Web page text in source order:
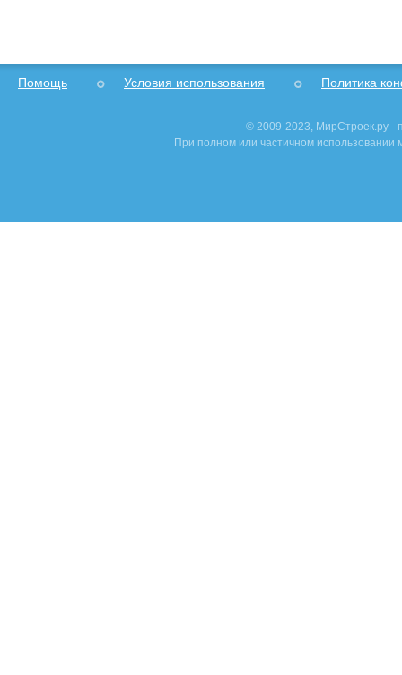
Помощь Условия использования Политика
© 2009-2023, МирСтроек.ру -
При полном или частичном использовании